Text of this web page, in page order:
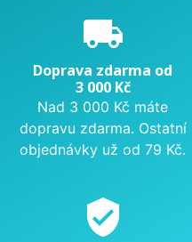
local_shipping
Doprava zdarma od
3 000 Kč
Nad 3 000 Kč máte
dopravu zdarma. Ostatní
objednávky už od 79 Kč.
verified_user